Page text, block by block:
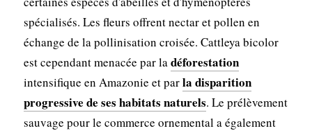
spécialisés. Les fleurs offrent nectar et pollen en
échange de la pollinisation croisée. Cattleya bicolor
est cependant menacée par ladéforestation
intensifique en Amazonie et parla disparition
progressive de ses habitats naturels. Le prélèvement
sauvage pour le commerce ornemental a également